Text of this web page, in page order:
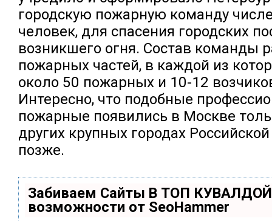
городскую пожарную команду
человек, для спасения городских
возникшего огня. Состав команды
пожарных частей, в каждой из
около 50 пожарных и 10-12
Интересно, что подобные
пожарные появились в Москве
других крупных городах
позже.
Забиваем Сайты В ТОП
возможности от SeoHammer